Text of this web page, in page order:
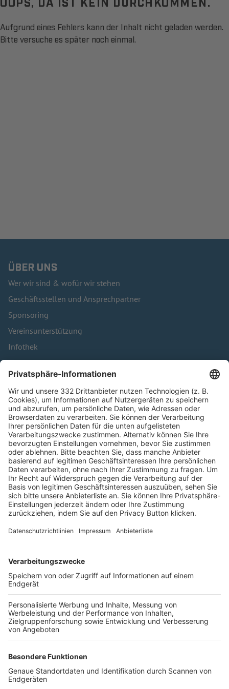
Aufgrund eines Fehlers kann der Inhalt nicht geladen werden.
Bitte versuche es später noch einmal.
ÜBER UNS
Wer wir sind & wofür wir stehen
Geschäftsstellen und Ansprechpartner
Sponsoring
Vereinsunterstützung
Infothek
Kontakt
HÄUFIG BESUCHTE SEITEN
Pässe und Vereinswechsel
Trainerausbildung
Schulungsangebot Vereinsmitarbeiter
BFV-Geschäftsstellen
Trainerbörse
Login SpielPlus
FOLGE DEM BFV
TOP-VEREINE
TOP-PARTNER